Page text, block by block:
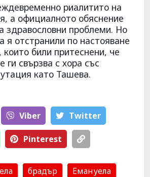
риалитито на
а официалното обяснение
здравословни проблеми. Но
я отстранили по настояване
които били притеснени, че
свързва с хора със
като Ташева.
Viber Тwitter
Pinterest
брадър Емануела